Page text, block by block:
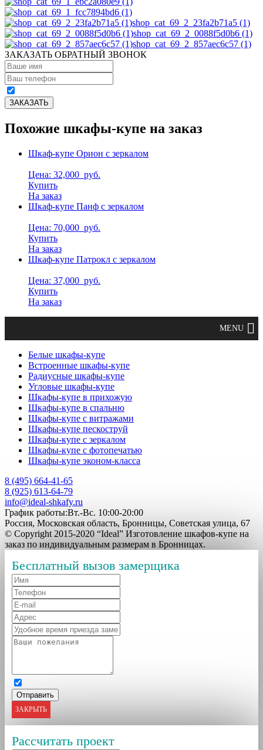
shop_cat_69_2_23fa2b71a5 (1)
shop_cat_69_2_0088f5d0b6 (1)
shop_cat_69_2_857aec6c57 (1)
ЗАКАЗАТЬ ОБРАТНЫЙ ЗВОНОК
Похожие шкафы-купе на заказ
Шкаф-купе Орион с зеркалом
Цена: 32,000 руб.
Купить
На заказ
Шкаф-купе Панф с зеркалом
Цена: 70,000 руб.
Купить
На заказ
Шкаф-купе Патрокл с зеркалом
Цена: 37,000 руб.
Купить
На заказ
Белые шкафы-купе
Встроенные шкафы-купе
Радиусные шкафы-купе
Угловые шкафы-купе
Шкафы-купе в прихожую
Шкафы-купе в спальню
Шкафы-купе с витражами
Шкафы-купе пескоструй
Шкафы-купе с зеркалом
Шкафы-купе с фотопечатью
Шкафы-купе эконом-класса
8 (495) 664-41-65
8 (925) 613-64-79
info@ideal-shkafy.ru
График работы:Вт.-Вс. 10:00-20:00
Россия, Московская область, Бронницы, Советская улица, 67
© Copyright 2015-2020 “Ideal” Изготовление шкафов-купе на
заказ по индивидуальным размерам в Бронницах.
Бесплатный вызов замерщика
ЗАКРЫТЬ
Рассчитать проект